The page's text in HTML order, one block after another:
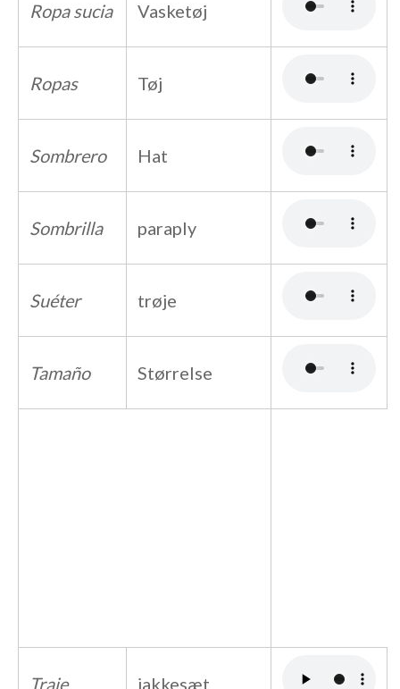
Ropa sucia Vasketøj
Ropas Tøj
Sombrero Hat
Sombrilla paraply
Suéter trøje
Tamaño Størrelse
Traje jakkesæt